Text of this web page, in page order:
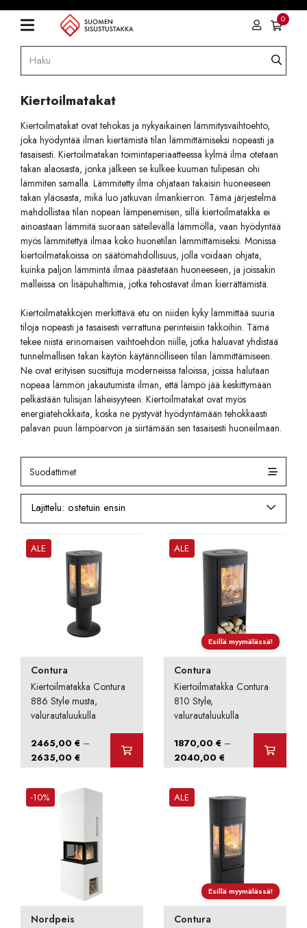
0
Kiertoilmatakat
Kiertoilmatakat ovat tehokas ja nykyaikainen lämmitysvaihtoehto,
joka hyödyntää ilman kiertämistä tilan lämmittämiseksi nopeasti ja
tasaisesti. Kiertoilmatakan toimintaperiaatteessa kylmä ilma otetaan
takan alaosasta, jonka jälkeen se kulkee kuuman tulipesän ohi
lämmiten samalla. Lämmitetty ilma ohjataan takaisin huoneeseen
takan yläosasta, mikä luo jatkuvan ilmankierron. Tämä järjestelmä
mahdollistaa tilan nopean lämpenemisen, sillä kiertoilmatakka ei
ainoastaan lämmitä suoraan säteilevällä lämmöllä, vaan hyödyntää
myös lämmitettyä ilmaa koko huonetilan lämmittämiseksi. Monissa
kiertoilmatakoissa on säätömahdollisuus, jolla voidaan ohjata,
kuinka paljon lämmintä ilmaa päästetään huoneeseen, ja joissakin
malleissa on lisäpuhaltimia, jotka tehostavat ilman kierrättämistä.
Kiertoilmatakkojen merkittävä etu on niiden kyky lämmittää suuria
tiloja nopeasti ja tasaisesti verrattuna perinteisiin takkoihin. Tämä
tekee niistä erinomaisen vaihtoehdon niille, jotka haluavat yhdistää
tunnelmallisen takan käytön käytännölliseen tilan lämmittämiseen.
Ne ovat erityisen suosittuja moderneissa taloissa, joissa halutaan
nopeaa lämmön jakautumista ilman, että lämpö jää keskittymään
pelkästään tulisijan läheisyyteen. Kiertoilmatakat ovat myös
energiatehokkaita, koska ne pystyvät hyödyntämään tehokkaasti
palavan puun lämpöarvon ja siirtämään sen tasaisesti huoneilmaan.
Suodattimet
ALE
Contura
Kiertoilmatakka Contura
886 Style musta,
valurautaluukulla
2465,00€ –
2635,00€ Hintaluokka:
2465,00 €
-
Esillä myymälässä!
ALE
Contura
Kiertoilmatakka Contura
810 Style,
valurautaluukulla
1870,00€ –
2040,00€ Hintaluokka:
1870,00 €
2040,00 €
-10%
Nordpeis
Esillä myymälässä!
ALE
Contura